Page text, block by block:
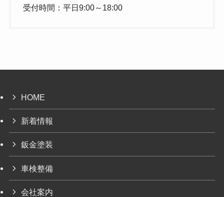
受付時間：平日9:00～18:00
HOME
新着情報
鈑金塗装
車検整備
会社案内